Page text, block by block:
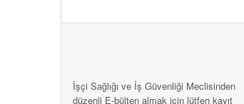
İşçi Sağlığı ve İş Güvenliği Meclisinden
düzenli E-bülten almak için lütfen kayıt